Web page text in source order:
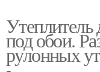
Утеплитель
под обои.
рулонных